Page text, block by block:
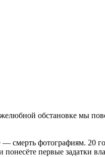
обстановке мы
— смерть фотографиям.
первые задатки